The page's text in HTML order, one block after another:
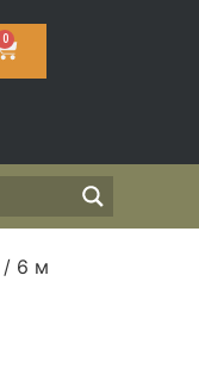
0
/ 6 м